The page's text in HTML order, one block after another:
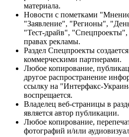
материала.
Новости с пометками
"Заявление", "Регионы",
"Тест-драйв",
правах рекламы.
Раздел Спецпроекты
коммерческими партнерами.
Любое копирование,
другое распространение
ссылку на "Интерфакс-
воспрещается.
Владелец веб-страницы в
является автор публикации.
Любое копирование,
фотографий и/или